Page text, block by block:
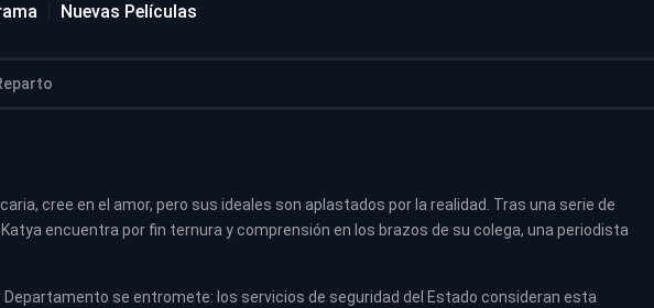
Nuevas Películas
cree en el amor, pero sus ideales son aplastados por la realidad. Tras una serie de
encuentra por fin ternura y comprensión en los brazos de su colega, una periodista
Departamento se entromete: los servicios de seguridad del Estado consideran esta